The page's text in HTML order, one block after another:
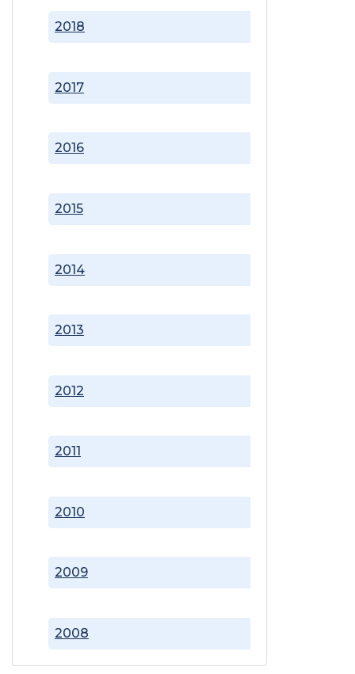
2008
2009
2010
2011
2012
2013
2014
2015
2016
2017
2018